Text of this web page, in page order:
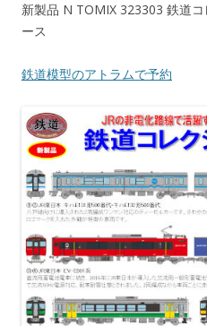
新製品 N TOMIX 323303 鉄道
ース
鉄道模型のアトラムで予約